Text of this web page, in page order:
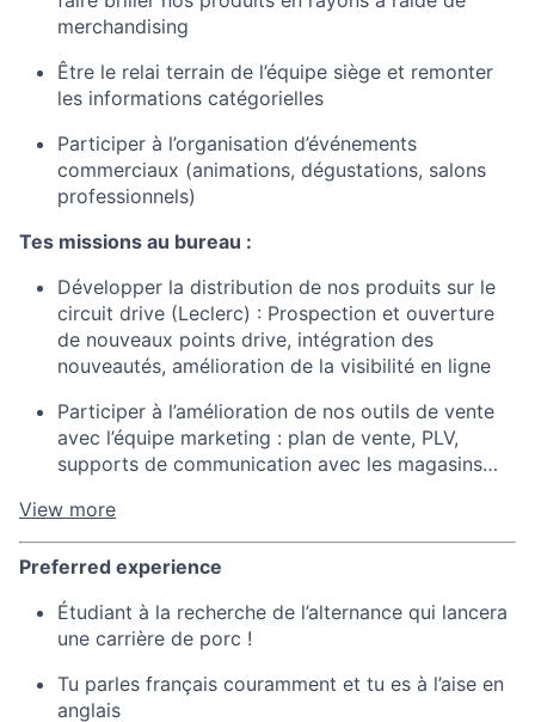
merchandising
Être le relai terrain de l’équipe siège et remonter
les informations catégorielles
Participer à l’organisation d’événements
commerciaux (animations, dégustations, salons
professionnels)
Tes missions au bureau :
Développer la distribution de nos produits sur le
circuit drive (Leclerc) : Prospection et ouverture
de nouveaux points drive, intégration des
nouveautés, amélioration de la visibilité en ligne
Participer à l’amélioration de nos outils de vente
avec l’équipe marketing : plan de vente, PLV,
supports de communication avec les magasins…
View more
Preferred experience
Étudiant à la recherche de l’alternance qui lancera
une carrière de porc !
Tu parles français couramment et tu es à l’aise en
anglais